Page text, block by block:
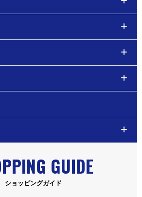
GUIDE
ショッピングガイド